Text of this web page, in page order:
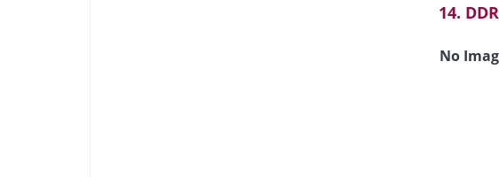
14.
No